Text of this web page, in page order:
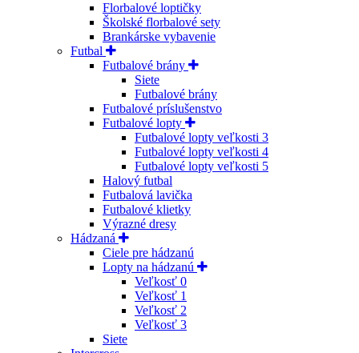
Florbalové loptičky
Školské florbalové sety
Brankárske vybavenie
Futbal
Futbalové brány
Siete
Futbalové brány
Futbalové príslušenstvo
Futbalové lopty
Futbalové lopty veľkosti 3
Futbalové lopty veľkosti 4
Futbalové lopty veľkosti 5
Halový futbal
Futbalová lavička
Futbalové klietky
Výrazné dresy
Hádzaná
Ciele pre hádzanú
Lopty na hádzanú
Veľkosť 0
Veľkosť 1
Veľkosť 2
Veľkosť 3
Siete